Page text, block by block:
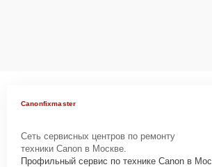
Canonfixmaster
Сеть сервисных центров по ремонту
техники Canon в Москве.
Профильный сервис по технике Canon в